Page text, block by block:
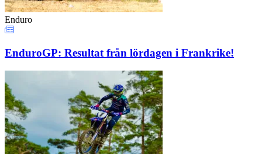
Enduro
EnduroGP: Resultat från lördagen i Frankrike!